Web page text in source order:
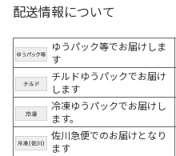
配送情報について
ゆうパック等でお届けしま
す
チルドゆうパックでお届け
します
冷凍ゆうパックでお届けし
ます。
佐川急便でのお届けとなり
ます